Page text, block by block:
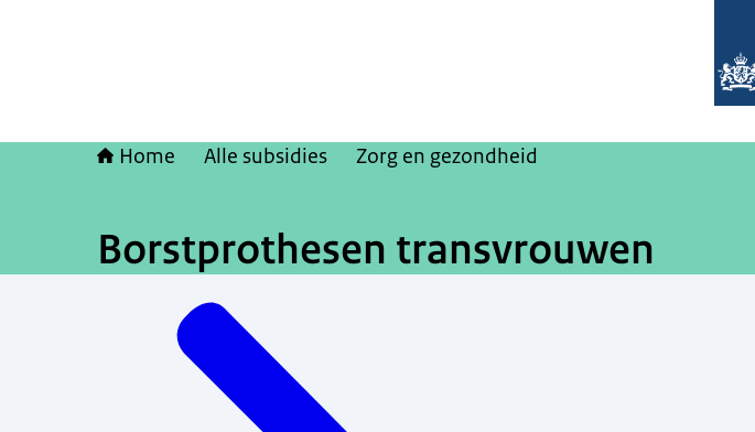
Home Alle subsidies Zorg en gezondheid
Borstprothesen transvrouwen